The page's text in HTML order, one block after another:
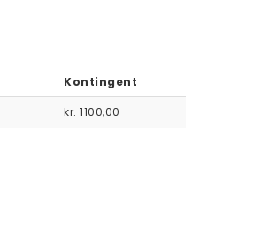
Kontingent
kr. 1100,00